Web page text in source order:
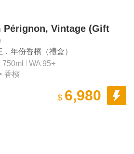
Pérignon, Vintage (Gift
．年份香檳（禮盒）
750ml
WA 95+
香檳
$ 6,980